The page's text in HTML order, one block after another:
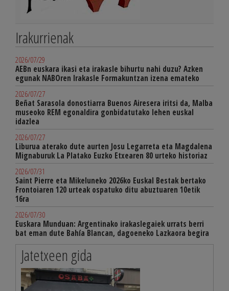
Irakurrienak
2026/07/29
AEBn euskara ikasi eta irakasle bihurtu nahi duzu? Azken
egunak NABOren Irakasle Formakuntzan izena emateko
2026/07/27
Beñat Sarasola donostiarra Buenos Airesera iritsi da, Malba
museoko REM egonaldira gonbidatutako lehen euskal
idazlea
2026/07/27
Liburua aterako dute aurten Josu Legarreta eta Magdalena
Mignaburuk La Platako Euzko Etxearen 80 urteko historiaz
2026/07/31
Saint Pierre eta Mikeluneko 2026ko Euskal Bestak bertako
Frontoiaren 120 urteak ospatuko ditu abuztuaren 10etik
16ra
2026/07/30
Euskara Munduan: Argentinako irakaslegaiek urrats berri
bat eman dute Bahía Blancan, dagoeneko Lazkaora begira
Jatetxeen gida